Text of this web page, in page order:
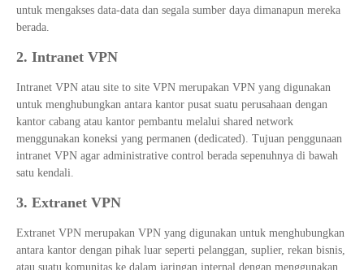
untuk mengakses data-data dan segala sumber daya dimanapun mereka
berada.
2. Intranet VPN
Intranet VPN atau site to site VPN merupakan VPN yang digunakan
untuk menghubungkan antara kantor pusat suatu perusahaan dengan
kantor cabang atau kantor pembantu melalui shared network
menggunakan koneksi yang permanen (dedicated). Tujuan penggunaan
intranet VPN agar administrative control berada sepenuhnya di bawah
satu kendali.
3. Extranet VPN
Extranet VPN merupakan VPN yang digunakan untuk menghubungkan
antara kantor dengan pihak luar seperti pelanggan, suplier, rekan bisnis,
atau suatu komunitas ke dalam jaringan internal dengan menggunakan